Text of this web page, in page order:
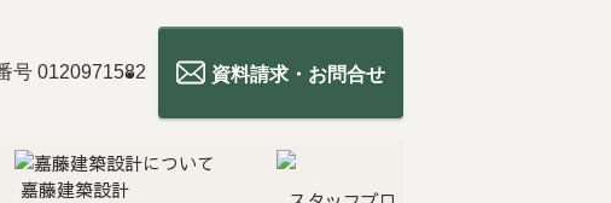
資料請求・お問合せ
嘉藤建築設計